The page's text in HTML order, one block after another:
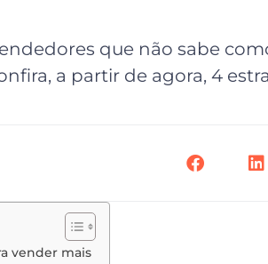
que não sabe
a partir de agora, 4
vender mais